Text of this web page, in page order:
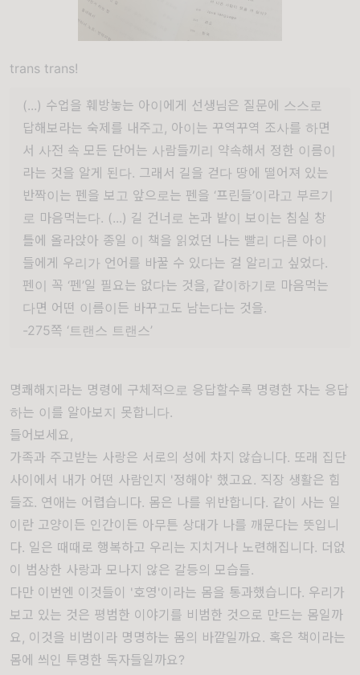
trans trans!
(...) 수업을 훼방놓는 아이에게 선생님은 질문에 스스로
답해보라는 숙제를 내주고, 아이는 꾸역꾸역 조사를 하면
서 사전 속 모든 단어는 사람들끼리 약속해서 정한 이름이
라는 것을 알게 된다. 그래서 길을 걷다 땅에 떨어져 있는
반짝이는 펜을 보고 앞으로는 펜을 ‘프린들’이라고 부르기
로 마음먹는다. (...) 길 건너로 논과 밭이 보이는 침실 창
틀에 올라앉아 종일 이 책을 읽었던 나는 빨리 다른 아이
들에게 우리가 언어를 바꿀 수 있다는 걸 알리고 싶었다.
펜이 꼭 ‘펜’일 필요는 없다는 것을, 같이하기로 마음먹는
다면 어떤 이름이든 바꾸고도 남는다는 것을.
-275쪽 ‘트랜스 트랜스’
명쾌해지라는 명령에 구체적으로 응답할수록 명령한 자는 응답
하는 이를 알아보지 못합니다.
들어보세요,
가족과 주고받는 사랑은 서로의 성에 차지 않습니다. 또래 집단
사이에서 내가 어떤 사람인지 '정해야' 했고요. 직장 생활은 힘
들죠. 연애는 어렵습니다. 몸은 나를 위반합니다. 같이 사는 일
이란 고양이든 인간이든 아무튼 상대가 나를 깨문다는 뜻입니
다. 일은 때때로 행복하고 우리는 지치거나 노련해집니다. 더없
이 범상한 사랑과 모나지 않은 갈등의 모습들.
다만 이번엔 이것들이 '호영'이라는 몸을 통과했습니다. 우리가
보고 있는 것은 평범한 이야기를 비범한 것으로 만드는 몸일까
요, 이것을 비범이라 명명하는 몸의 바깥일까요. 혹은 책이라는
몸에 씌인 투명한 독자들일까요?